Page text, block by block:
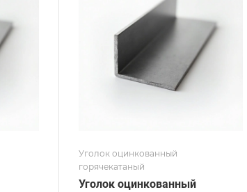
Уголок оцинкованный
горячекатаный
Уголок оцинкованный
Высота, мм
80
Толщина, мм
Сплав / Марка стали
Оцинкованное